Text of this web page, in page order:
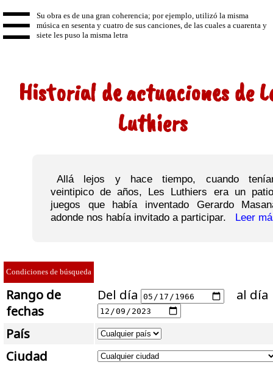
☰
Historial de actuaciones de
Luthiers
Allá lejos y hace tiempo, cuando
veintipico de años, Les Luthiers era un
juegos que había inventado Gerardo
adonde nos había invitado a participar.
Leer
Condiciones de búsqueda
Rango de
fechas
Del día al día
País
Ciudad